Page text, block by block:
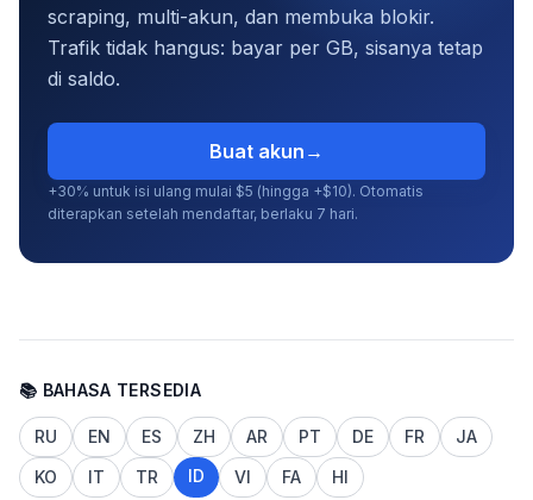
scraping, multi-akun, dan membuka blokir.
Trafik tidak hangus: bayar per GB, sisanya tetap
di saldo.
Buat akun →
+30% untuk isi ulang mulai $5 (hingga +$10). Otomatis
diterapkan setelah mendaftar, berlaku 7 hari.
📚 BAHASA TERSEDIA
RU EN ES ZH AR PT DE FR
JA
KO
IT TR ID VI FA HI